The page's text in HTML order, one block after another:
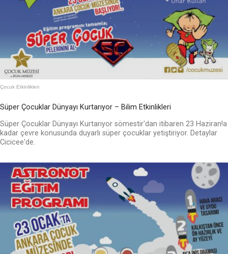
Çocuk Etkinlikleri
Süper Çocuklar Dünyayı Kurtarıyor – Bilim Etkinlikleri
Süper Çocuklar Dünyayı Kurtarıyor sömestir'dan itibaren 23 Haziran!a
kadar çevre konusunda duyarlı süper çocuklar yetiştiriyor. Detaylar
Cicicee'de.